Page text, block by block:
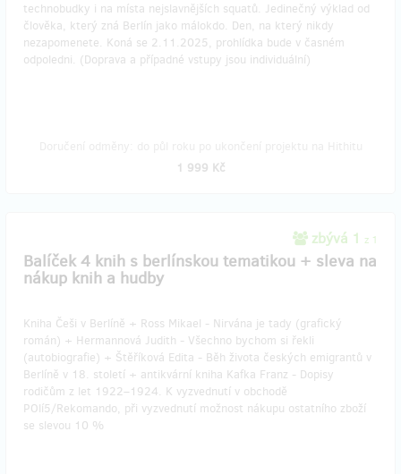
technobudky i na místa nejslavnějších squatů. Jedinečný výklad od
člověka, který zná Berlín jako málokdo. Den, na který nikdy
nezapomenete. Koná se 2.11.2025, prohlídka bude v časném
odpoledni. (Doprava a případné vstupy jsou individuální)
1 999 Kč
zbývá 1 z 1
Balíček 4 knih s berlínskou tematikou + sleva na
nákup knih a hudby
Kniha Češi v Berlíně + Ross Mikael - Nirvána je tady (grafický
román) + Hermannová Judith - Všechno bychom si řekli
(autobiografie) + Štěříková Edita - Běh života českých emigrantů v
Berlíně v 18. století + antikvární kniha Kafka Franz - Dopisy
rodičům z let 1922–1924. K vyzvednutí v obchodě
POlí5/Rekomando, při vyzvednutí možnost nákupu ostatního zboží
se slevou 10 %